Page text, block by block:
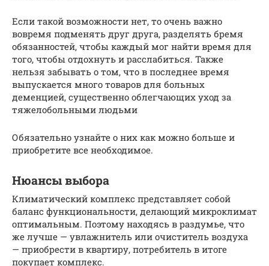
Если такой возможности нет, то очень важно
вовремя подменять друг друга, разделять бремя
обязанностей, чтобы каждый мог найти время для
того, чтобы отдохнуть и расслабиться. Также
нельзя забывать о том, что в последнее время
выпускается много товаров для больных
деменцией, существенно облегчающих уход за
тяжелобольными людьми
Обязательно узнайте о них как можно больше и
приобретите все необходимое.
Нюансы выбора
Климатический комплекс представляет собой
баланс функциональности, делающий микроклимат
оптимальным. Поэтому находясь в раздумье, что
же лучше — увлажнитель или очиститель воздуха
— приобрести в квартиру, потребитель в итоге
покупает комплекс.